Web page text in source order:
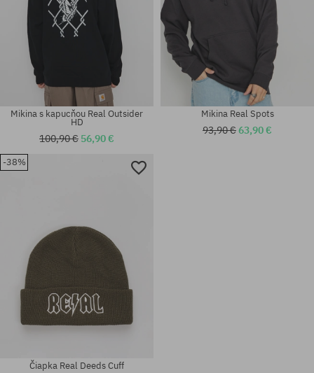
Mikina s kapucňou Real Outsider
HD
100,90 € 56,90 €
Mikina Real Spots
93,90 €63,90 €
-38%
Čiapka Real Deeds Cuff